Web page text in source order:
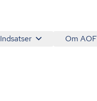
Indsatser Om AOF